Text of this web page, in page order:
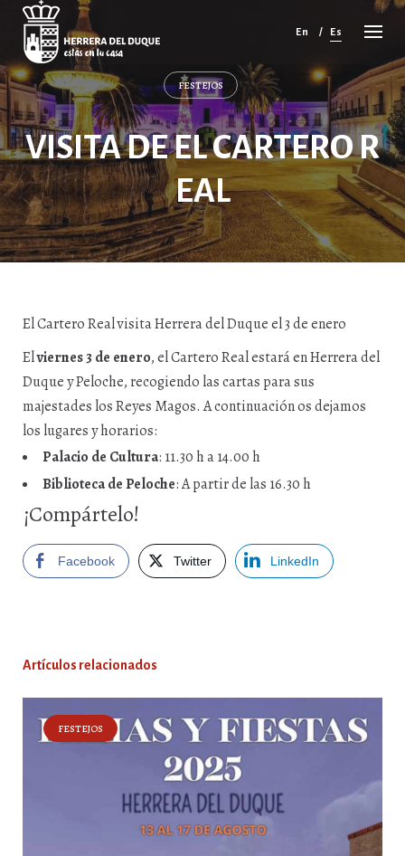
Cancelar
comentario
En Es
FESTEJOS
VISITA DE EL CARTERO R
EAL
El Cartero Real visita Herrera del Duque el 3 de enero
Elviernes 3 de enero, el Cartero Real estará en Herrera del
Duque y Peloche, recogiendo las cartas para sus
majestades los Reyes Magos. A continuación os dejamos
los lugares y horarios:
Palacio de Cultura: 11.30 h a 14.00 h
Biblioteca de Peloche: A partir de las 16.30 h
¡Compártelo!
Facebook Twitter LinkedIn
Artículos relacionados
FESTEJOS